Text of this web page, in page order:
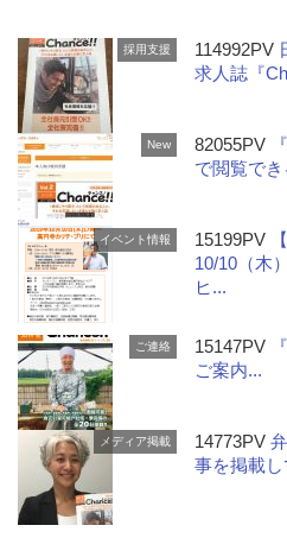
採用支援 114992PV
求人誌『
New 82055PV
で閲覧で
イベント情報 15199PV
10/10（木
ヒ...
ご連絡 15147PV
ご案内...
メディア掲載 14773PV
事を掲載